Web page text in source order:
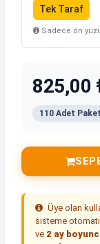
Tek Taraf
Sadece ön
825,00
110 Adet Paket
Üye olan
sisteme
ve 2 ay